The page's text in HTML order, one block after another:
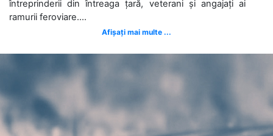
întreprinderii din întreaga țară, veterani și angajați ai
ramurii feroviare....
Afișați mai multe ...